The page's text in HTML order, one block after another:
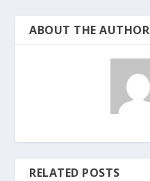
ABOUT THE AUTHOR
RELATED POSTS